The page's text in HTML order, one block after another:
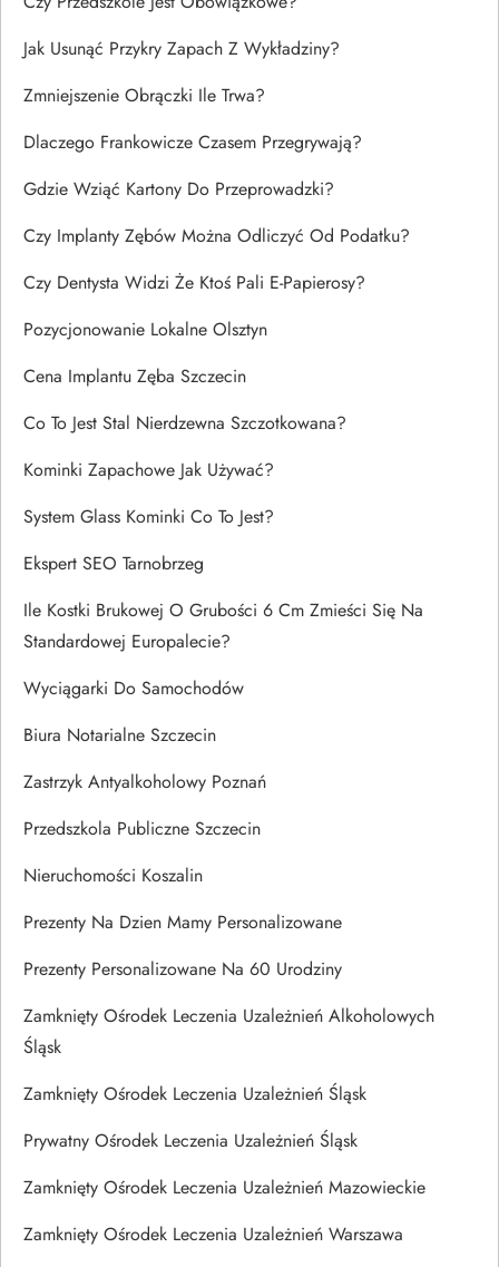
Jak Usunąć Przykry Zapach Z Wykładziny?
Zmniejszenie Obrączki Ile Trwa?
Dlaczego Frankowicze Czasem Przegrywają?
Gdzie Wziąć Kartony Do Przeprowadzki?
Czy Implanty Zębów Można Odliczyć Od Podatku?
Czy Dentysta Widzi Że Ktoś Pali E-Papierosy?
Pozycjonowanie Lokalne Olsztyn
Cena Implantu Zęba Szczecin
Co To Jest Stal Nierdzewna Szczotkowana?
Kominki Zapachowe Jak Używać?
System Glass Kominki Co To Jest?
Ekspert SEO Tarnobrzeg
Ile Kostki Brukowej O Grubości 6 Cm Zmieści Się Na
Standardowej Europalecie?
Wyciągarki Do Samochodów
Biura Notarialne Szczecin
Zastrzyk Antyalkoholowy Poznań
Przedszkola Publiczne Szczecin
Nieruchomości Koszalin
Prezenty Na Dzien Mamy Personalizowane
Prezenty Personalizowane Na 60 Urodziny
Zamknięty Ośrodek Leczenia Uzależnień Alkoholowych
Śląsk
Zamknięty Ośrodek Leczenia Uzależnień Śląsk
Prywatny Ośrodek Leczenia Uzależnień Śląsk
Zamknięty Ośrodek Leczenia Uzależnień Mazowieckie
Zamknięty Ośrodek Leczenia Uzależnień Warszawa